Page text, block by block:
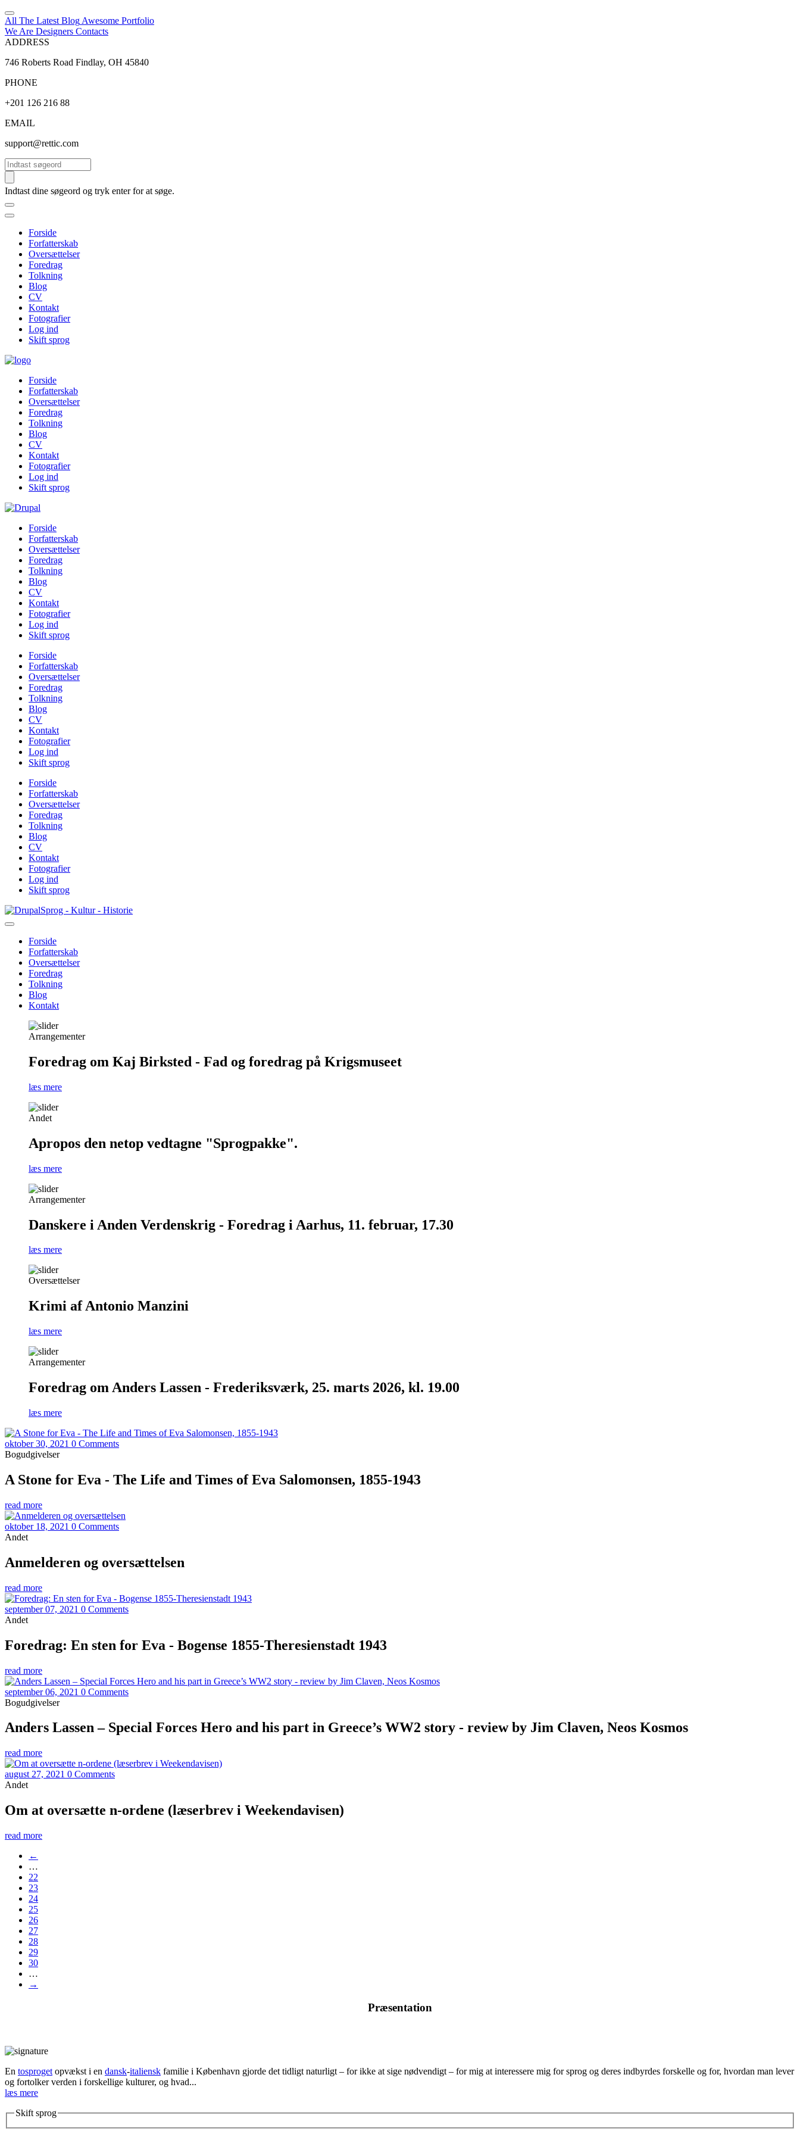
All The Latest Blog Awesome Portfolio
We Are Designers Contacts
ADDRESS
746 Roberts Road Findlay, OH 45840
PHONE
+201 126 216 88
EMAIL
support@rettic.com
Søg
Indtast dine søgeord og tryk enter for at søge.
Forside
Forfatterskab
Oversættelser
Foredrag
Tolkning
Blog
CV
Kontakt
Fotografier
Log ind
Skift sprog
Forside
Forfatterskab
Oversættelser
Foredrag
Tolkning
Blog
CV
Kontakt
Fotografier
Log ind
Skift sprog
Forside
Forfatterskab
Oversættelser
Foredrag
Tolkning
Blog
CV
Kontakt
Fotografier
Log ind
Skift sprog
Forside
Forfatterskab
Oversættelser
Foredrag
Tolkning
Blog
CV
Kontakt
Fotografier
Log ind
Skift sprog
Forside
Forfatterskab
Oversættelser
Foredrag
Tolkning
Blog
CV
Kontakt
Fotografier
Log ind
Skift sprog
Gå
til
Sprog - Kultur - Historie
Primær
navigation
Forside
Forfatterskab
Oversættelser
Foredrag
Tolkning
Blog
Kontakt
Arrangementer
Foredrag om Kaj Birksted - Fad og foredrag på Krigsmuseet
læs mere
Andet
Apropos den netop vedtagne "Sprogpakke".
læs mere
Arrangementer
Danskere i Anden Verdenskrig - Foredrag i Aarhus, 11. februar, 17.30
læs mere
Oversættelser
Krimi af Antonio Manzini
læs mere
Arrangementer
Foredrag om Anders Lassen - Frederiksværk, 25. marts 2026, kl. 19.00
læs mere
oktober 30, 2021 0 Comments
Bogudgivelser
A Stone for Eva - The Life and Times of Eva Salomonsen, 1855-1943
read more
oktober 18, 2021 0 Comments
Andet
Anmelderen og oversættelsen
read more
september 07, 2021 0 Comments
Andet
Foredrag: En sten for Eva - Bogense 1855-Theresienstadt 1943
read more
september 06, 2021 0 Comments
Bogudgivelser
Anders Lassen – Special Forces Hero and his part in Greece’s WW2 story - review by Jim Claven, Neos Kosmos
read more
august 27, 2021 0 Comments
Andet
Om at oversætte n-ordene (læserbrev i Weekendavisen)
read more
←
…
22
23
24
25
26
27
28
29
30
…
→
Præsentation
En tosproget opvækst i en dansk-italiensk familie i København gjorde det tidligt naturligt – for ikke at sige nødvendigt – for mig at interessere mig for sprog og deres indbyrdes forskelle og for, hvordan man lever
og fortolker verden i forskellige kulturer, og hvad...
læs mere
Skift sprog